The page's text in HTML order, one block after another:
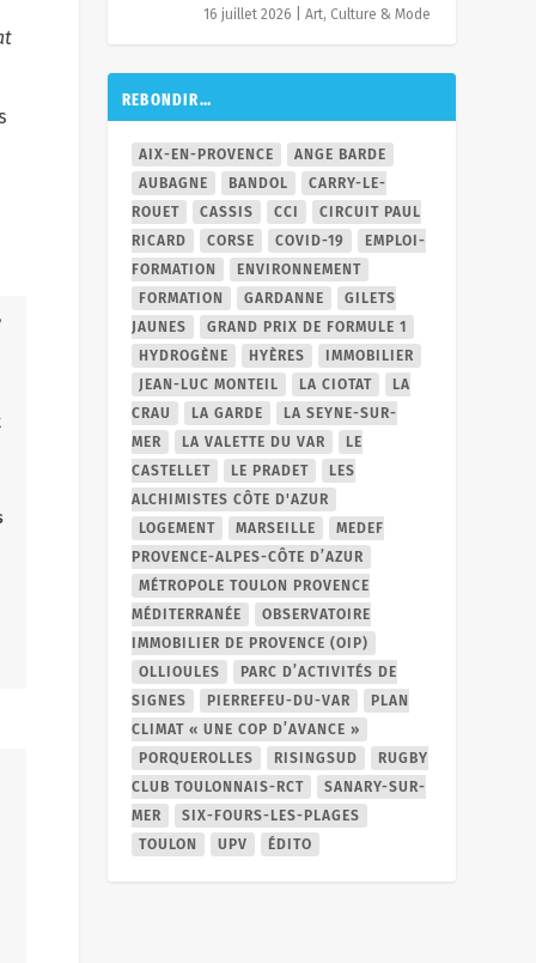
16 juillet 2026 |Art, Culture & Mode
REBONDIR…
AIX-EN-PROVENCE
ANGE BARDE
AUBAGNE
BANDOL
CARRY-LE-
ROUET
CASSIS CCI
CIRCUIT PAUL
RICARD
CORSE COVID-19
EMPLOI-
FORMATION
ENVIRONNEMENT
FORMATION
GARDANNE
GILETS
JAUNES
GRAND PRIX DE FORMULE 1
HYDROGÈNE
HYÈRES
IMMOBILIER
JEAN-LUC MONTEIL
LA CIOTAT
LA
CRAU
LA GARDE
LA SEYNE-SUR-
MER
LA VALETTE DU VAR
LE
CASTELLET
LE PRADET
LES
ALCHIMISTES CÔTE D'AZUR
LOGEMENT
MARSEILLE
MEDEF
PROVENCE-ALPES-CÔTE D’AZUR
MÉTROPOLE TOULON PROVENCE
MÉDITERRANÉE
OBSERVATOIRE
IMMOBILIER DE PROVENCE (OIP)
OLLIOULES
PARC D’ACTIVITÉS DE
SIGNES
PIERREFEU-DU-VAR
PLAN
CLIMAT « UNE COP D’AVANCE »
PORQUEROLLES
RISINGSUD
RUGBY
CLUB TOULONNAIS-RCT
SANARY-SUR-
MER
SIX-FOURS-LES-PLAGES
TOULON
UPV ÉDITO